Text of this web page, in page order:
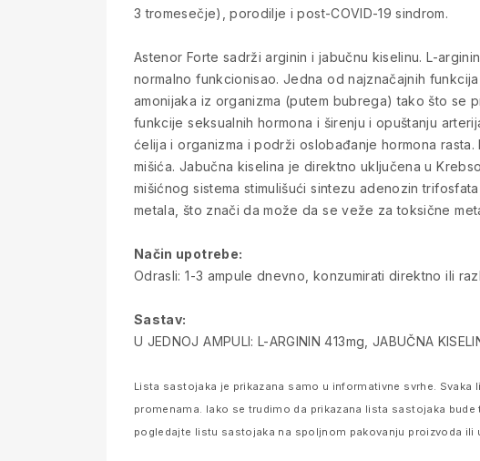
3 tromesečje), porodilje i post-COVID-19 sindrom.
Astenor Forte sadrži arginin i jabučnu kiselinu. L-
normalno funkcionisao. Jedna od najznačajnih
amonijaka iz organizma (putem bubrega) tako što se
funkcije seksualnih hormona i širenju i opuštanju
ćelija i organizma i podrži oslobađanje hormona
mišića. Jabučna kiselina je direktno uključena u
mišićnog sistema stimulišući sintezu adenozin
metala, što znači da može da se veže za toksične
Način upotrebe:
Odrasli: 1-3 ampule dnevno, konzumirati direktno ili
Sastav:
U JEDNOJ AMPULI: L-ARGININ 413mg, JABUČNA
Lista sastojaka je prikazana samo u informativne svrhe.
promenama. Iako se trudimo da prikazana lista sastojaka
pogledajte listu sastojaka na spoljnom pakovanju proizvoda